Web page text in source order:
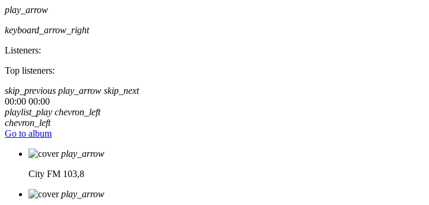
play_arrow
keyboard_arrow_right
Listeners:
Top listeners:
skip_previous play_arrow skip_next
00:00 00:00
playlist_play chevron_left
chevron_left
Go to album
play_arrow
City FM 103,8
play_arrow